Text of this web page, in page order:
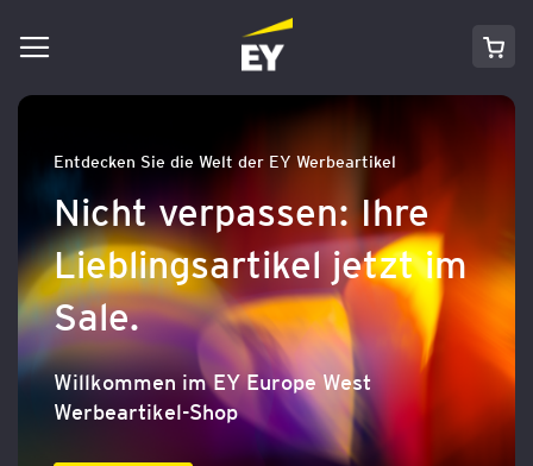
Direkt
zum
Entdecken Sie die Welt der EY Werbeartikel
Nicht verpassen: Ihre
Lieblingsartikel jetzt im
Sale.
Willkommen im EY Europe West
Werbeartikel-Shop